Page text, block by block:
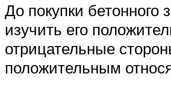
До покупки бетонного
изучить его
отрицательные
положительным